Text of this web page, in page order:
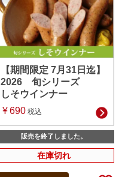
【期間限定 7月31日迄】
2026 旬シリーズ
しそウインナー
¥690 税込
販売を終了しました。
在庫切れ